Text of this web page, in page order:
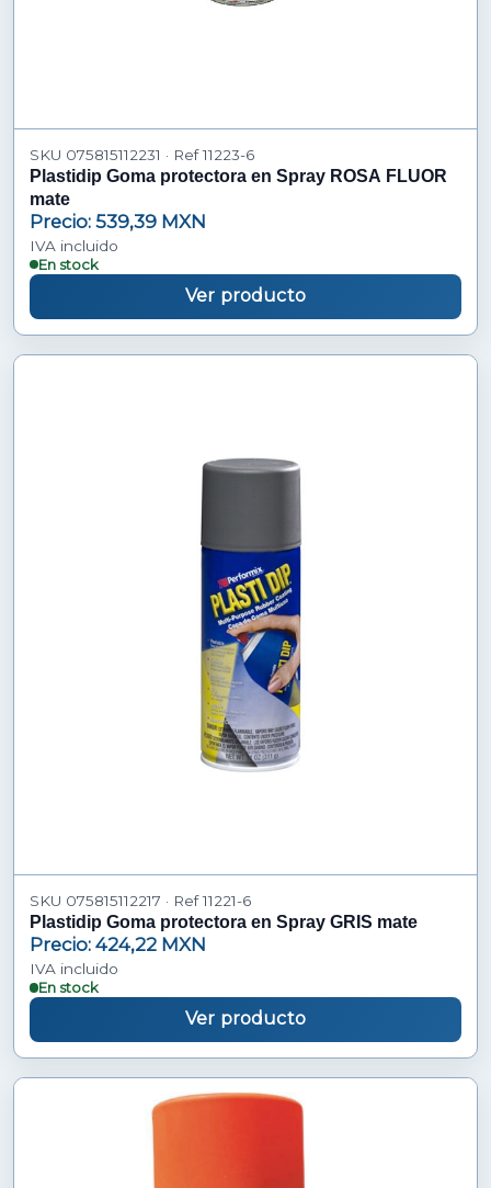
SKU 075815112231 · Ref 11223-6
Plastidip Goma protectora en Spray ROSA FLUOR
mate
Precio: 539,39 MXN
IVA incluido
En stock
Ver producto
SKU 075815112217 · Ref 11221-6
Plastidip Goma protectora en Spray GRIS mate
Precio: 424,22 MXN
IVA incluido
En stock
Ver producto